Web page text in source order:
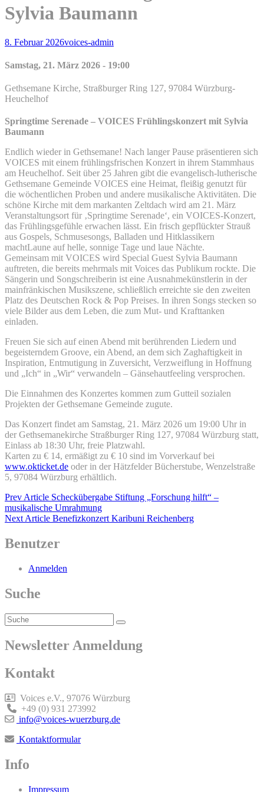
Sylvia Baumann
Posted-
8. Februar 2026By
Byline
voices-admin
Samstag, 21. März 2026 - 19:00
Gethsemane Kirche, Straßburger Ring 127, 97084 Würzburg-
Heuchelhof
Springtime Serenade – VOICES Frühlingskonzert mit Sylvia
Baumann
Endlich wieder in Gethsemane! Nach langer Pause präsentieren sich
VOICES mit einem frühlingsfrischen Konzert in ihrem Stammhaus
am Heuchelhof. Seit über 25 Jahren gibt die evangelisch-lutherische
Gethsemane Gemeinde VOICES eine Heimat, fleißig genutzt für
die wöchentlichen Proben und andere musikalische Aktivitäten. Die
schöne Kirche mit dem markanten Zeltdach wird am 21. März
Veranstaltungsort für ‚Springtime Serenade‘, ein VOICES-Konzert,
das Frühlingsgefühle erwachen lässt. Ein frisch gepflückter Strauß
aus Gospels, Schmusesongs, Balladen und Hitklassikern
machtLaune auf helle, sonnige Tage und laue Nächte.
Gemeinsam mit VOICES wird Special Guest Sylvia Baumann
auftreten, die bereits mehrmals mit Voices das Publikum rockte. Die
Sängerin und Songschreiberin ist eine Ausnahmekünstlerin in der
mainfränkischen Musikszene, schließlich erreichte sie den zweiten
Platz des Deutschen Rock & Pop Preises. In ihren Songs stecken so
viele Bilder aus dem Leben, die zum Mut- und Krafttanken
einladen.
Freuen Sie sich auf einen Abend mit berührenden Liedern und
begeisterndem Groove, ein Abend, an dem sich Zaghaftigkeit in
Inspiration, Entmutigung in Zuversicht, Verzweiflung in Hoffnung
und „Ich“ in „Wir“ verwandeln – Gänsehautfeeling versprochen.
Die Einnahmen des Konzertes kommen zum Gutteil sozialen
Projekten der Gethsemane Gemeinde zugute.
Das Konzert findet am Samstag, 21. März 2026 um 19:00 Uhr in
der Gethsemanekirche Straßburger Ring 127, 97084 Würzburg statt,
Einlass ab 18:30 Uhr, freie Platzwahl.
Karten zu € 14, ermäßigt zu € 10 sind im Vorverkauf bei
www.okticket.de oder in der Hätzfelder Bücherstube, Wenzelstraße
5, 97084 Würzburg erhältlich.
Beitragsnavigation
Previous
Post
Prev Article Scheckübergabe Stiftung „Forschung hilft“ –
musikalische Umrahmung
Next
Next Article Benefizkonzert Karibuni Reichenberg
Benutzer
Anmelden
Suche
Search
for:
Search
Newsletter Anmeldung
Kontakt
Voices e.V., 97076 Würzburg
+49 (0) 931 273992
info@voices-wuerzburg.de
Kontaktformular
Info
Impressum